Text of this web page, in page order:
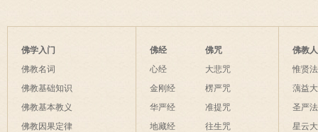
佛学入门
佛教名词
佛教基础知识
佛教基本教义
佛教因果定律
佛经
心经
金刚经
华严经
地藏经
佛咒
大悲咒
楞严咒
准提咒
往生咒
佛教
惟贤
蕅益
圣严
星云